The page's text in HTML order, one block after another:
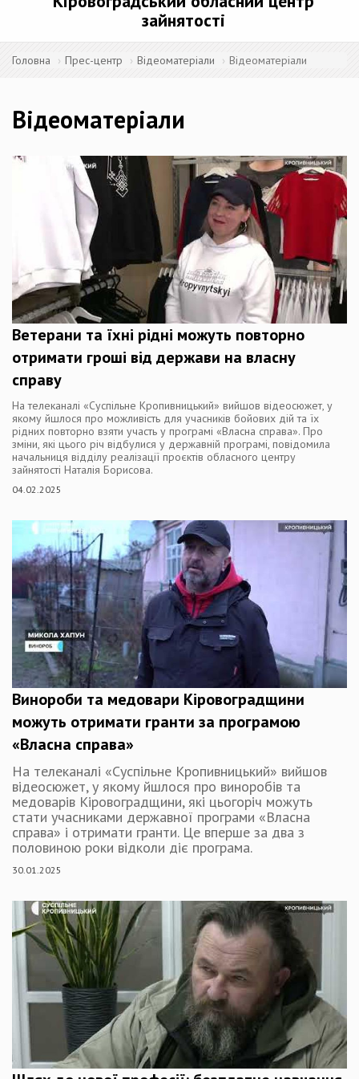
зайнятості
Головна Прес-центр Відеоматеріали Відеоматеріали
Відеоматеріали
Ветерани та їхні рідні можуть повторно
отримати гроші від держави на власну
справу
На телеканалі «Суспільне Кропивницький» вийшов відеосюжет, у
якому йшлося про можливість для учасників бойових дій та їх
рідних повторно взяти участь у програмі «Власна справа». Про
зміни, які цього річ відбулися у державній програмі, повідомила
начальниця відділу реалізації проєктів обласного центру
зайнятості Наталія Борисова.
04.02.2025
Винороби та медовари Кіровоградщини
можуть отримати гранти за програмою
«Власна справа»
На телеканалі «Суспільне Кропивницький» вийшов
відеосюжет, у якому йшлося про виноробів та
медоварів Кіровоградщини, які цьогоріч можуть
стати учасниками державної програми «Власна
справа» і отримати гранти. Це вперше за два з
половиною роки відколи діє програма.
30.01.2025